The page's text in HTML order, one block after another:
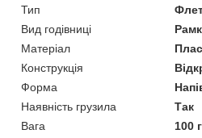
Тип
Вид годівниці
Матеріал
Конструкція
Форма
Наявність грузила
Так
Вага
100 г